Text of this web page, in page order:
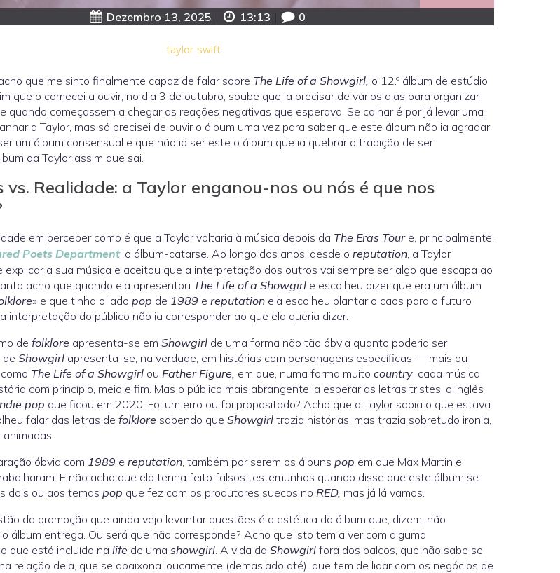
Dezembro 13, 2025 13:13 0
taylor swift
que me sinto finalmente capaz de falar sobre The Life of a Showgirl, o 12.º álbum de estúdio
que o comecei a ouvir, no dia 3 de outubro, soube que ia precisar de vários dias para organizar
quando começassem a chegar as reações negativas que esperava. Se calhar é por já levar uma
a Taylor, mas só precisei de ouvir o álbum uma vez para saber que este álbum não ia agradar
um álbum consensual e que não ia ser este o álbum que ia quebrar a tradição de ser
da Taylor assim que sai.
Realidade: a Taylor enganou-nos ou nós é que nos
em perceber como é que a Taylor voltaria à música depois da The Eras Toure, principalmente,
Poets Department, o álbum-catarse. Ao longo dos anos, desde o reputation, a Taylor
explicar a sua música e aceitou que a interpretação dos outros vai sempre ser algo que escapa ao
acho que quando ela apresentou The Life of a Showgirl e escolheu dizer que era um álbum
» e que tinha o lado pop de 1989 e reputation ela escolheu plantar o caos para o futuro
interpretação do público não ia corresponder ao que ela queria dizer.
de folklore apresenta-se em Showgirl de uma forma não tão óbvia quanto poderia ser
de Showgirl apresenta-se, na verdade, em histórias com personagens específicas — mais ou
The Life of a Showgirl ou Father Figure, em que, numa forma muito country, cada música
com princípio, meio e fim. Mas o público mais abrangente ia esperar as letras tristes, o inglês
pop que ficou em 2020. Foi um erro ou foi propositado? Acho que a Taylor sabia o que estava
falar das letras de folklore sabendo que Showgirl trazia histórias, mas trazia sobretudo ironia,
óbvia com 1989 e reputation, também por serem os álbuns pop em que Max Martin e
E não acho que ela tenha feito falsos testemunhos quando disse que este álbum se
dois ou aos temas pop que fez com os produtores suecos no RED, mas já lá vamos.
da promoção que ainda vejo levantar questões é a estética do álbum que, dizem, não
álbum entrega. Ou será que não corresponde? Acho que isto tem a ver com alguma
que está incluído na life de uma showgirl. A vida da Showgirl fora dos palcos, que não sabe se
relação dela, que se apaixona loucamente (demasiado até), que tem de lidar com os negócios de